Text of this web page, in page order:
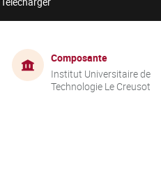
Composante
Institut Universitaire de
Technologie Le Creusot